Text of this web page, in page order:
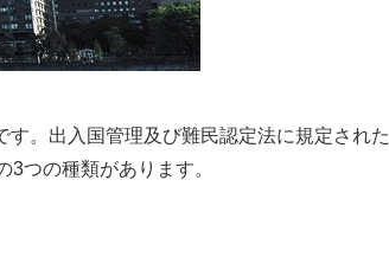
。出入国管理及び難民認定法に規定された
つの種類があります。